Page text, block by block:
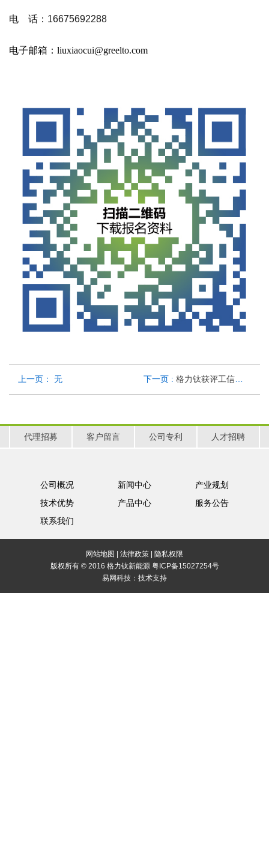
电 话： 16675692288
电子邮箱： liuxiaocui@greelto.com
上一页： 无 下一页 : 格力钛获评工信部“制造业单项冠军企业”，再度斩获细分领域国家级金字招牌!
代理招募 客户留言 公司专利 人才招聘
公司概况 新闻中心
产业规划
技术优势
产品中心
服务公告
联系我们
网站地图 法律政策
隐私权限
版权所有 © 2016 格力钛新能源 粤ICP备15027254号
易网科技： 技术支持